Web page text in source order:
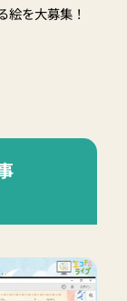
絵を大募集！